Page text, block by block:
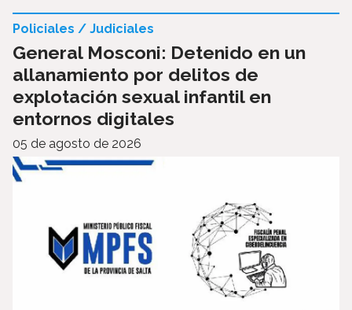
General Mosconi: Detenido en un
allanamiento por delitos de
explotación sexual infantil en
entornos digitales
Policiales / Judiciales
05 de agosto de 2026